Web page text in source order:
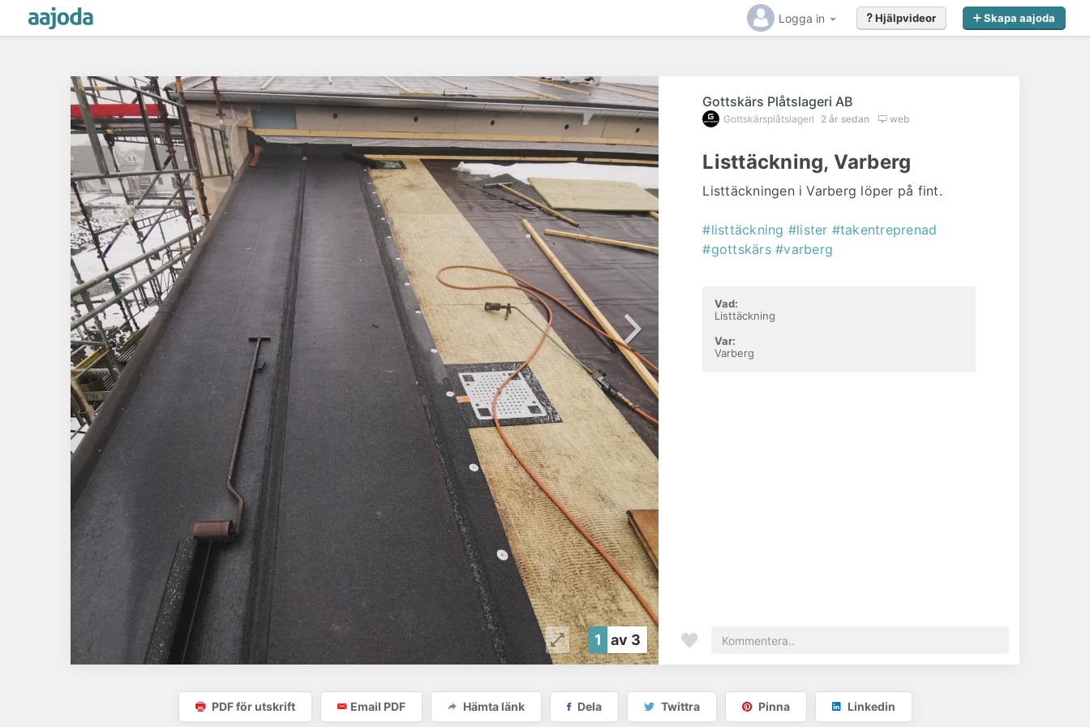
Logga in Skapa aajoda
Hjälpvideor
1 av 3
Gottskärs Plåtslageri AB
Gottskärsplåtslageri 2 år sedan web
Listtäckning, Varberg
Listtäckningen i Varberg löper på fint.
#listtäckning #lister #takentreprenad
#gottskärs #varberg
Vad:
Listtäckning
Var:
Varberg
PDF för utskrift Email PDF Hämta länk Dela Twittra Pinna Linkedin